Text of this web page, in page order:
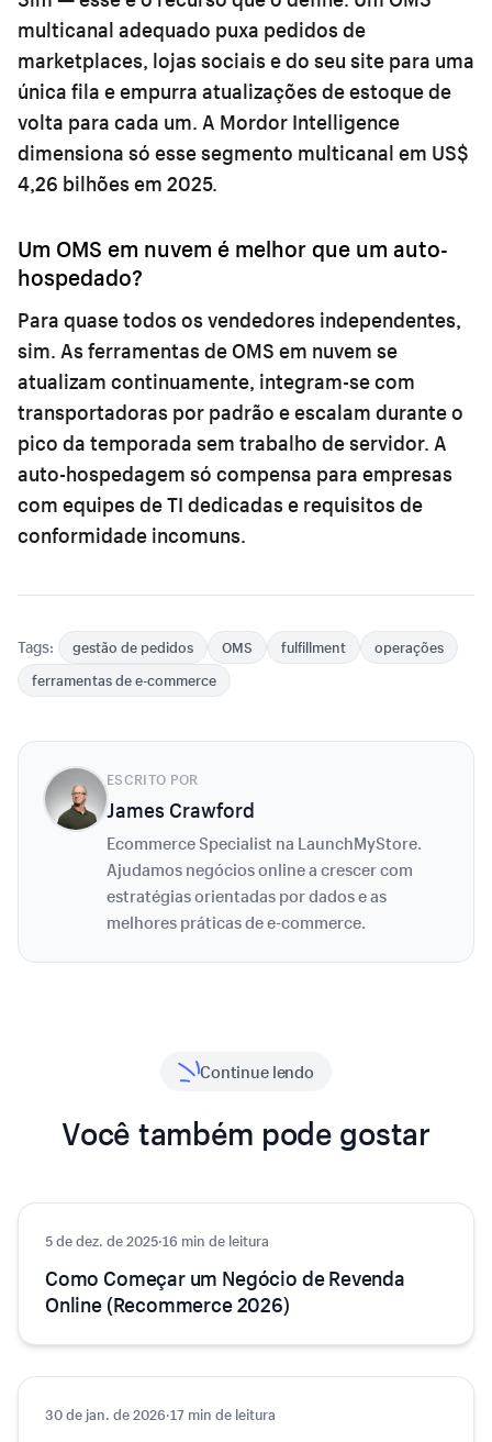
multicanal adequado puxa pedidos de
marketplaces, lojas sociais e do seu site para uma
única fila e empurra atualizações de estoque de
volta para cada um. A Mordor Intelligence
dimensiona só esse segmento multicanal em US$
4,26 bilhões em 2025.
Um OMS em nuvem é melhor que um auto-
hospedado?
Para quase todos os vendedores independentes,
sim. As ferramentas de OMS em nuvem se
atualizam continuamente, integram-se com
transportadoras por padrão e escalam durante o
pico da temporada sem trabalho de servidor. A
auto-hospedagem só compensa para empresas
com equipes de TI dedicadas e requisitos de
conformidade incomuns.
Tags: gestão de pedidos OMS fulfillment
operações
ferramentas de e-commerce
ESCRITO POR
James Crawford
Ecommerce Specialist na LaunchMyStore.
Ajudamos negócios online a crescer com
estratégias orientadas por dados e as
melhores práticas de e-commerce.
Continue lendo
Você também pode gostar
E-commerce
5 de dez. de 2025·16 min de leitura
Como Começar um Negócio de Revenda
Online (Recommerce 2026)
E-commerce
30 de jan. de 2026·17 min de leitura